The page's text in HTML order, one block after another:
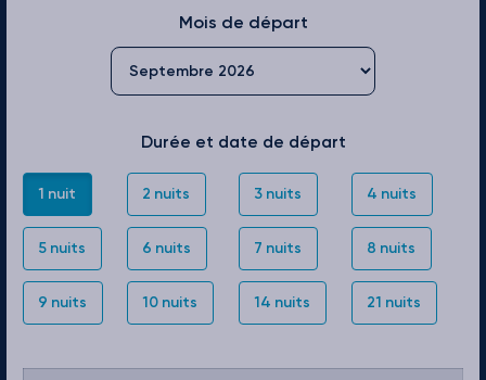
Mois de départ
Durée et date de départ
1 nuit 2 nuits 3 nuits 4 nuits
5 nuits 6 nuits 7 nuits 8 nuits
9 nuits 10 nuits 14 nuits 21 nuits
Août 2026
août